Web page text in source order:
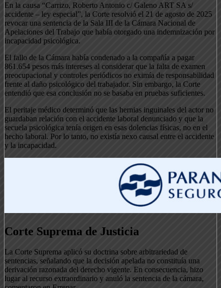
En la causa “Carrizo, Roberto Antonio c/ Galeno ART SA s/
accidente – ley especial”, la Corte resolvió el 21 de agosto de 2025
revocar una sentencia de la Sala III de la Cámara Nacional de
Apelaciones del Trabajo que había otorgado una indemnización por
incapacidad psicológica.
El fallo de la Cámara había condenado a la compañía a pagar
861.654 pesos más intereses al considerar que la falta de examen
preocupacional y controles periódicos no eximía de responsabilidad
frente al daño psicológico del trabajador. Sin embargo, la Corte
entendió que esa conclusión no se basaba en pruebas suficientes.
El peritaje médico determinó que las hernias inguinales del actor no
guardaban relación con el accidente laboral denunciado y que la
secuela psicológica tenía origen en esas dolencias físicas, no en el
hecho laboral. Por lo tanto, no existía nexo causal entre el accidente
y la incapacidad.
Corte Suprema de Justicia
La Corte Suprema aplicó su doctrina sobre arbitrariedad de
sentencias, señalando que la decisión apelada no constituía una
derivación razonada del derecho vigente. En consecuencia, hizo
lugar al recurso extraordinario y anuló la sentencia de la cámara,